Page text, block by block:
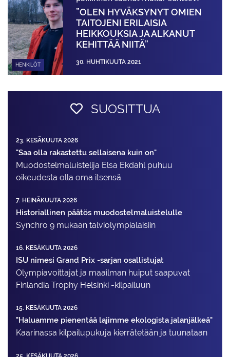
HENKILÖT
”OLEN HYVÄKSYNYT OMIEN
TAITOJENI ERILAISIA
HEIKKOUKSIA JA ALKANUT
KEHITTÄÄ NIITÄ”
30. HUHTIKUUTA 2021
SUOSITTUA
23. KESÄKUUTA 2026
"Saa olla rakastettu sellaisena kuin on"
Muodostelma­luistelija Elsa Ekdahl puhuu
oikeudesta olla oma itsensä
7. HEINÄKUUTA 2026
Historiallinen päätös muodostelmaluistelulle
Synchro 9 mukaan talviolympialaisiin
16. KESÄKUUTA 2026
ISU nimesi Grand Prix -sarjan osallistujat
Olympiavoittajat ja maailman huiput saapuvat
Finlandia Trophy Helsinki -kilpailuun
15. KESÄKUUTA 2026
"Haluamme pienentää lajimme ekologista jalanjälkeä"
Kaarinassa kilpailupukuja kierrätetään ja tuunataan